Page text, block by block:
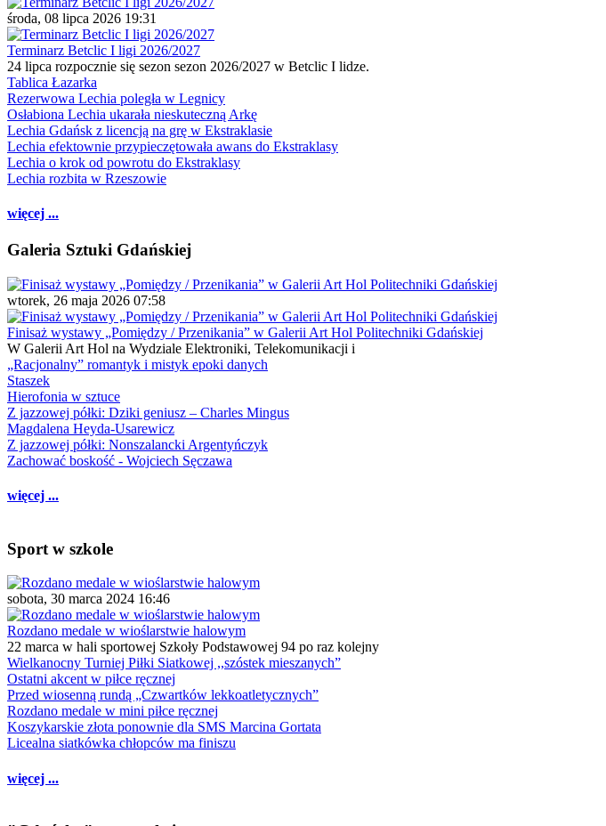
środa, 08 lipca 2026 19:31
Terminarz Betclic I ligi 2026/2027
24 lipca rozpocznie się sezon sezon 2026/2027 w Betclic I lidze.
Tablica Łazarka
Rezerwowa Lechia poległa w Legnicy
Osłabiona Lechia ukarała nieskuteczną Arkę
Lechia Gdańsk z licencją na grę w Ekstraklasie
Lechia efektownie przypieczętowała awans do Ekstraklasy
Lechia o krok od powrotu do Ekstraklasy
Lechia rozbita w Rzeszowie
więcej ...
Galeria Sztuki Gdańskiej
wtorek, 26 maja 2026 07:58
Finisaż wystawy „Pomiędzy / Przenikania” w Galerii Art Hol Politechniki Gdańskiej
W Galerii Art Hol na Wydziale Elektroniki, Telekomunikacji i
„Racjonalny” romantyk i mistyk epoki danych
Staszek
Hierofonia w sztuce
Z jazzowej półki: Dziki geniusz – Charles Mingus
Magdalena Heyda-Usarewicz
Z jazzowej półki: Nonszalancki Argentyńczyk
Zachować boskość - Wojciech Sęczawa
więcej ...
Sport w szkole
sobota, 30 marca 2024 16:46
Rozdano medale w wioślarstwie halowym
22 marca w hali sportowej Szkoły Podstawowej 94 po raz kolejny
Wielkanocny Turniej Piłki Siatkowej ,,szóstek mieszanych”
Ostatni akcent w piłce ręcznej
Przed wiosenną rundą „Czwartków lekkoatletycznych”
Rozdano medale w mini piłce ręcznej
Koszykarskie złota ponownie dla SMS Marcina Gortata
Licealna siatkówka chłopców ma finiszu
więcej ...